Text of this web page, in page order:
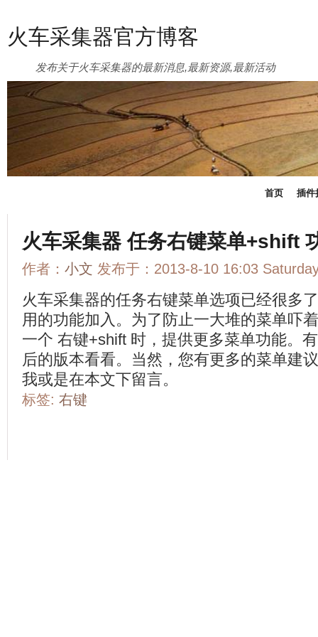
火车采集器官方博客
发布关于火车采集器的最新消息,最新资源,最新活动
首页 插件
火车采集器 任务右键菜单+shift
作者： 小文 发布于：2013-8-10 16:03
火车采集器的任务右键菜单选项已经很多
用的功能加入。为了防止一大堆的菜单吓
一个 右键+shift 时，提供更多菜单功能。
后的版本看看。当然，您有更多的菜单建
我或是在本文下留言。
标签: 右键